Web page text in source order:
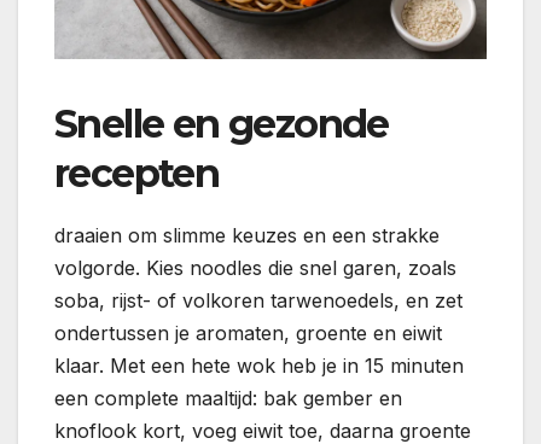
Snelle en gezonde
recepten
draaien om slimme keuzes en een strakke
volgorde. Kies noodles die snel garen, zoals
soba, rijst- of volkoren tarwenoedels, en zet
ondertussen je aromaten, groente en eiwit
klaar. Met een hete wok heb je in 15 minuten
een complete maaltijd: bak gember en
knoflook kort, voeg eiwit toe, daarna groente